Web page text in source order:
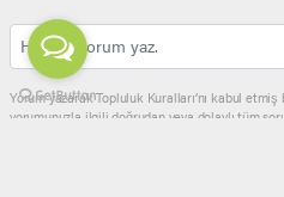
Yorum yazarak Topluluk Kuralları’nı kabul etmiş
yorumunuzla ilgili doğrudan veya dolaylı tüm